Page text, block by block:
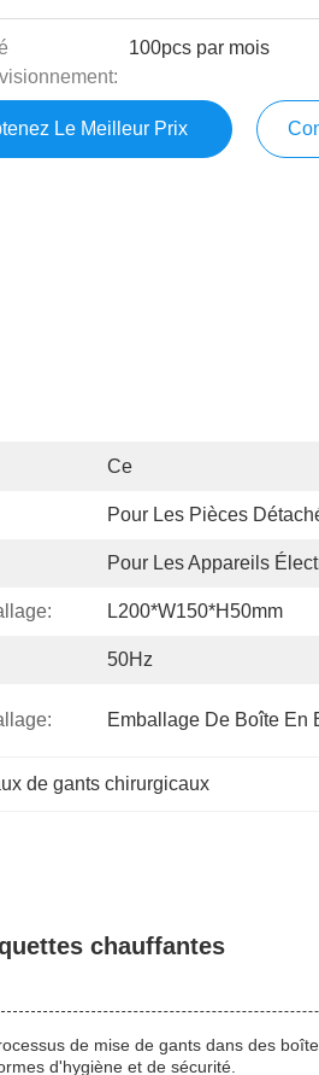
100pcs par mois
Le Meilleur Prix
Ce
Pour Les Pièces
Pour Les Appareils
L200*W150*H50mm
50Hz
Emballage De Boîte En
de gants chirurgicaux
chauffantes
de mise de gants dans des
d'hygiène et de sécurité.